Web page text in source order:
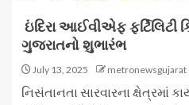
ઇંદિરા આઈવીએફ ફર્ટિલિટી
ગુજરાતનો શુભારંભ
July 13, 2025 metronewsgujarat
નિસંતાનતા સારવારના ક્ષેત્રમાં